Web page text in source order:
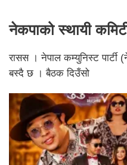
नेकपाको स्थायी
रासस । नेपाल कम्युनिस्ट
बस्दै छ । बैठक दिउँसो